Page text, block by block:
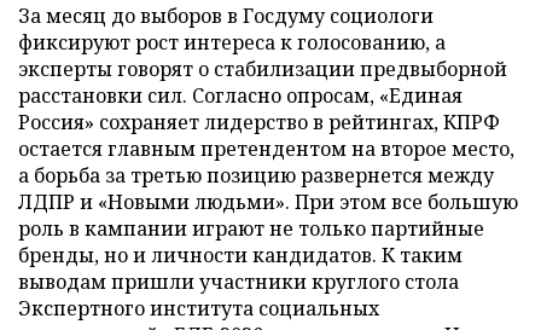
За месяц до выборов в Госдуму социологи
фиксируют рост интереса к голосованию, а
эксперты говорят о стабилизации предвыборной
расстановки сил. Согласно опросам, «Единая
Россия» сохраняет лидерство в рейтингах, КПРФ
остается главным претендентом на второе место,
а борьба за третью позицию развернется между
ЛДПР и «Новыми людьми». При этом все большую
роль в кампании играют не только партийные
бренды, но и личности кандидатов. К таким
выводам пришли участники круглого стола
Экспертного института социальных